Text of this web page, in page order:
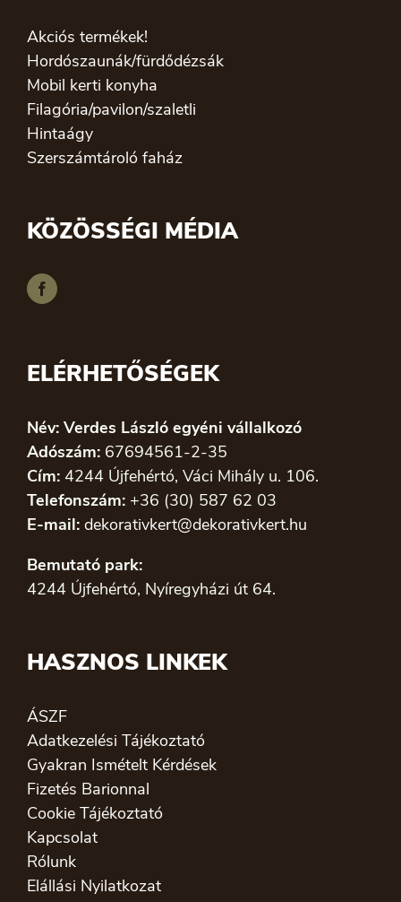
Akciós termékek!
Hordószaunák/fürdődézsák
Mobil kerti konyha
Filagória/pavilon/szaletli
Hintaágy
Szerszámtároló faház
KÖZÖSSÉGI MÉDIA
ELÉRHETŐSÉGEK
Név: Verdes László egyéni vállalkozó
Adószám: 67694561-2-35
Cím: 4244 Újfehértó, Váci Mihály u. 106.
Telefonszám: +36 (30) 587 62 03
E-mail: dekorativkert@dekorativkert.hu
Bemutató park:
4244 Újfehértó, Nyíregyházi út 64.
HASZNOS LINKEK
ÁSZF
Adatkezelési Tájékoztató
Gyakran Ismételt Kérdések
Fizetés Barionnal
Cookie Tájékoztató
Kapcsolat
Rólunk
Elállási Nyilatkozat